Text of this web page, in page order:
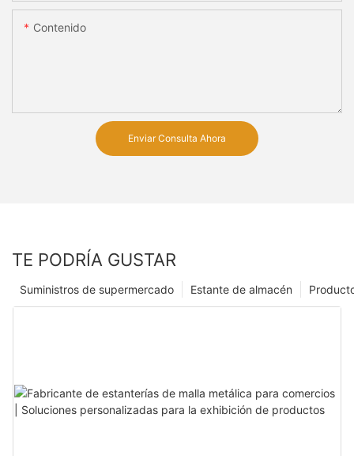
Contenido
Enviar Consulta Ahora
TE PODRÍA GUSTAR
Estante de almacén
Suministros de supermercado